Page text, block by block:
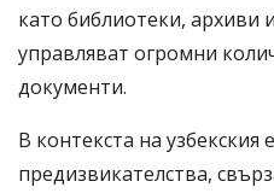
като библиотеки, архиви
управляват огромни
документи.
В контекста на узбекския
предизвикателства,